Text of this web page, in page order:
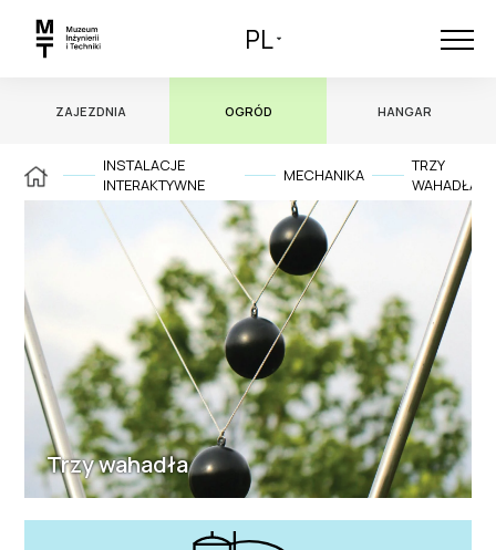
PL
ZAJEZDNIA OGRÓD HANGAR
INSTALACJE
INTERAKTYWNE
MECHANIKA
TRZY
WAHADŁA
Trzy wahadła